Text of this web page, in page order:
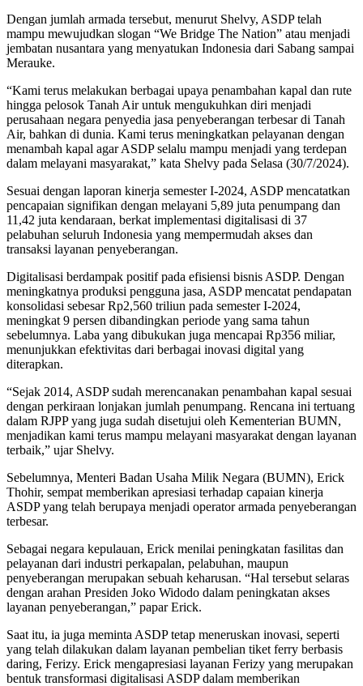
Dengan jumlah armada tersebut, menurut Shelvy, ASDP telah
mampu mewujudkan slogan “We Bridge The Nation” atau menjadi
jembatan nusantara yang menyatukan Indonesia dari Sabang sampai
Merauke.
“Kami terus melakukan berbagai upaya penambahan kapal dan rute
hingga pelosok Tanah Air untuk mengukuhkan diri menjadi
perusahaan negara penyedia jasa penyeberangan terbesar di Tanah
Air, bahkan di dunia. Kami terus meningkatkan pelayanan dengan
menambah kapal agar ASDP selalu mampu menjadi yang terdepan
dalam melayani masyarakat,” kata Shelvy pada Selasa (30/7/2024).
Sesuai dengan laporan kinerja semester I-2024, ASDP mencatatkan
pencapaian signifikan dengan melayani 5,89 juta penumpang dan
11,42 juta kendaraan, berkat implementasi digitalisasi di 37
pelabuhan seluruh Indonesia yang mempermudah akses dan
transaksi layanan penyeberangan.
Digitalisasi berdampak positif pada efisiensi bisnis ASDP. Dengan
meningkatnya produksi pengguna jasa, ASDP mencatat pendapatan
konsolidasi sebesar Rp2,560 triliun pada semester I-2024,
meningkat 9 persen dibandingkan periode yang sama tahun
sebelumnya. Laba yang dibukukan juga mencapai Rp356 miliar,
menunjukkan efektivitas dari berbagai inovasi digital yang
diterapkan.
“Sejak 2014, ASDP sudah merencanakan penambahan kapal sesuai
dengan perkiraan lonjakan jumlah penumpang. Rencana ini tertuang
dalam RJPP yang juga sudah disetujui oleh Kementerian BUMN,
menjadikan kami terus mampu melayani masyarakat dengan layanan
terbaik,” ujar Shelvy.
Sebelumnya, Menteri Badan Usaha Milik Negara (BUMN), Erick
Thohir, sempat memberikan apresiasi terhadap capaian kinerja
ASDP yang telah berupaya menjadi operator armada penyeberangan
terbesar.
Sebagai negara kepulauan, Erick menilai peningkatan fasilitas dan
pelayanan dari industri perkapalan, pelabuhan, maupun
penyeberangan merupakan sebuah keharusan. “Hal tersebut selaras
dengan arahan Presiden Joko Widodo dalam peningkatan akses
layanan penyeberangan,” papar Erick.
Saat itu, ia juga meminta ASDP tetap meneruskan inovasi, seperti
yang telah dilakukan dalam layanan pembelian tiket ferry berbasis
daring, Ferizy. Erick mengapresiasi layanan Ferizy yang merupakan
bentuk transformasi digitalisasi ASDP dalam memberikan